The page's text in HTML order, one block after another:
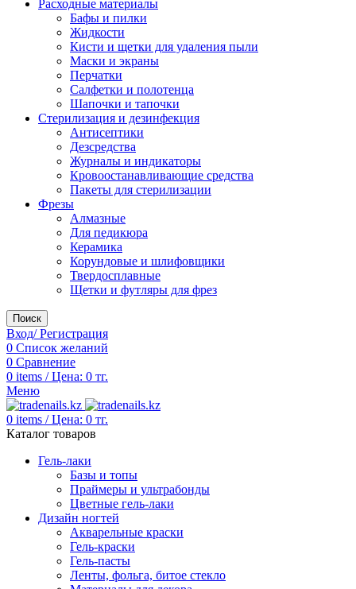
Расходные материалы
Бафы и пилки
Жидкости
Кисти и щетки для удаления пыли
Маски и экраны
Перчатки
Салфетки и полотенца
Шапочки и тапочки
Стерилизация и дезинфекция
Антисептики
Дезсредства
Журналы и индикаторы
Кровоостанавливающие средства
Пакеты для стерилизации
Фрезы
Алмазные
Для педикюра
Керамика
Корундовые и шлифовщики
Твердосплавные
Щетки и футляры для фрез
Поиск
Вход/ Регистрация
0 Список желаний
0 Сравнение
0 items / Цена: 0 тг.
Меню
0 items / Цена: 0 тг.
Каталог товаров
Гель-лаки
Базы и топы
Праймеры и ультрабонды
Цветные гель-лаки
Дизайн ногтей
Акварельные краски
Гель-краски
Гель-пасты
Ленты, фольга, битое стекло